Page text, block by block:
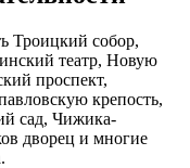
Троицкий собор,
театр, Новую
проспект,
крепость,
сад, Чижика-
дворец и многие